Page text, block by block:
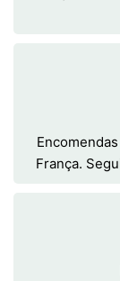
França.